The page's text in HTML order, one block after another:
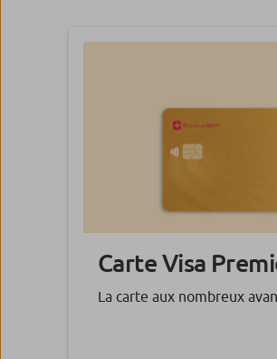
Carte Visa
La carte aux nombreux